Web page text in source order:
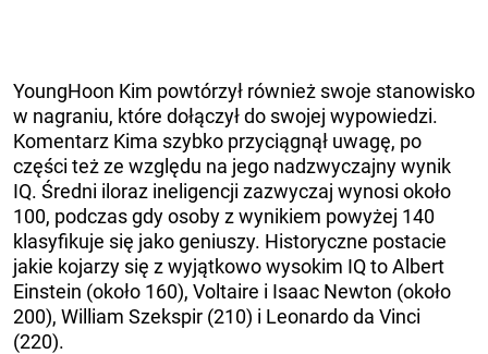
YoungHoon Kim powtórzył również swoje stanowisko
w nagraniu, które dołączył do swojej wypowiedzi.
Komentarz Kima szybko przyciągnął uwagę, po
części też ze względu na jego nadzwyczajny wynik
IQ. Średni iloraz ineligencji zazwyczaj wynosi około
100, podczas gdy osoby z wynikiem powyżej 140
klasyfikuje się jako geniuszy. Historyczne postacie
jakie kojarzy się z wyjątkowo wysokim IQ to Albert
Einstein (około 160), Voltaire i Isaac Newton (około
200), William Szekspir (210) i Leonardo da Vinci
(220).